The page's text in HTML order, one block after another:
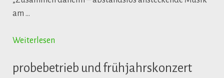
am …
Weiterlesen
probebetrieb und frühjahrskonzert